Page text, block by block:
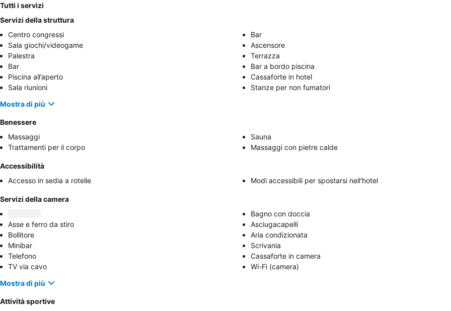
Tutti i servizi
Servizi della struttura
Centro congressi
Bar
Sala giochi/videogame
Ascensore
Palestra
Terrazza
Bar
Bar a bordo piscina
Piscina all’aperto
Cassaforte in hotel
Sala riunioni
Stanze per non fumatori
Mostra di più
Benessere
Massaggi
Sauna
Trattamenti per il corpo
Massaggi con pietre calde
Accessibilità
Accesso in sedia a rotelle
Modi accessibili per spostarsi nell'hotel
Servizi della camera
Bagno con doccia
Asse e ferro da stiro
Asciugacapelli
Bollitore
Aria condizionata
Minibar
Scrivania
Telefono
Cassaforte in camera
TV via cavo
Wi-Fi (camera)
Mostra di più
Attività sportive